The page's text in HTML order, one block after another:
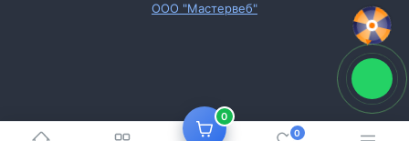
0
0
ООО "Мастервеб"